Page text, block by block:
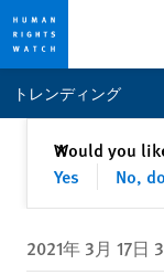
privacy
content
トレンディング
Would you
Yes
No,
✕閉じる
2021年 3月 17日